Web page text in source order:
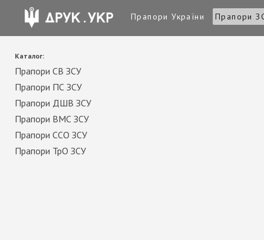
Прапори України Прапори
Каталог:
Прапори СВ ЗСУ
Прапори ПС ЗСУ
Прапори ДШВ ЗСУ
Прапори ВМС ЗСУ
Прапори ССО ЗСУ
Прапори ТрО ЗСУ